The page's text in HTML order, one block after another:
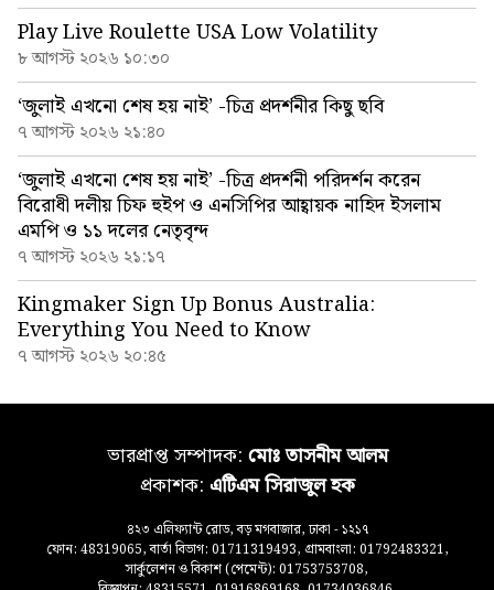
Play Live Roulette USA Low Volatility
৮ আগস্ট ২০২৬ ১০:৩০
‘জুলাই এখনো শেষ হয় নাই’ -চিত্র প্রদর্শনীর কিছু ছবি
৭ আগস্ট ২০২৬ ২১:৪০
‘জুলাই এখনো শেষ হয় নাই’ -চিত্র প্রদর্শনী পরিদর্শন করেন
বিরোধী দলীয় চিফ হুইপ ও এনসিপির আহ্বায়ক নাহিদ ইসলাম
এমপি ও ১১ দলের নেতৃবৃন্দ
৭ আগস্ট ২০২৬ ২১:১৭
Kingmaker Sign Up Bonus Australia:
Everything You Need to Know
৭ আগস্ট ২০২৬ ২০:৪৫
ভারপ্রাপ্ত সম্পাদক: মোঃ তাসনীম আলম
প্রকাশক: এটিএম সিরাজুল হক
৪২৩ এলিফ্যান্ট রোড, বড় মগবাজার, ঢাকা - ১২১৭
ফোন: 48319065, বার্তা বিভাগ: 01711319493, গ্রামবাংলা: 01792483321,
সার্কুলেশন ও বিকাশ (পেমেন্ট): 01753753708,